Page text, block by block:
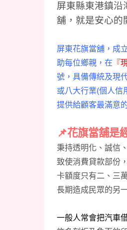
屏東縣東港鎮沿
舖，就是安心的
屏東花旗當舖， 成
助每位鄉親，在 『
號，具備傳統及現
或八大行業(個人信
提供給顧客最滿意
📌花旗當舖是
秉持透明化、誠信
致使消費貸款部份
卡額度只有二、三
長期造成民眾的另
一般人常會把汽車